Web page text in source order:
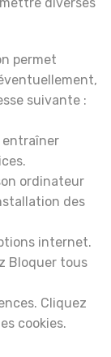
diverses
permet
suivante :
entraîner
ordinateur
des
internet.
Bloquer tous
Cliquez
cookies.